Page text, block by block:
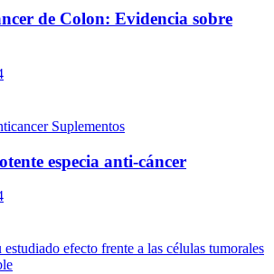
de Colon: Evidencia sobre
Suplementos
especia anti-cáncer